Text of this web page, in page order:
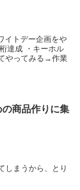
イトデー企画をや
達成 ・キーホル
やってみる→作業
の商品作りに集
しまうから、とり